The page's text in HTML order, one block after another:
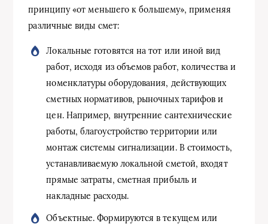
принципу «от меньшего к большему», применяя
различные виды смет:
Локальные готовятся на тот или иной вид
работ, исходя из объемов работ, количества и
номенклатуры оборудования, действующих
сметных нормативов, рыночных тарифов и
цен. Например, внутренние сантехнические
работы, благоустройство территории или
монтаж системы сигнализации. В стоимость,
устанавливаемую локальной сметой, входят
прямые затраты, сметная прибыль и
накладные расходы.
Объектные. Формируются в текущем или